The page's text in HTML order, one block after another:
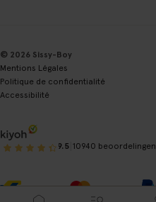
© 2026 Sissy-Boy
Mentions Légales
Politique de confidentialité
Accessibilité
9.5 10940 beoordelingen